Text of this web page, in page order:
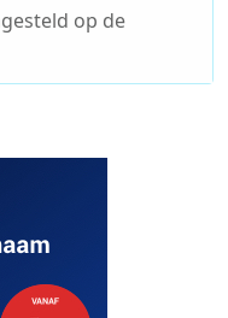
op de